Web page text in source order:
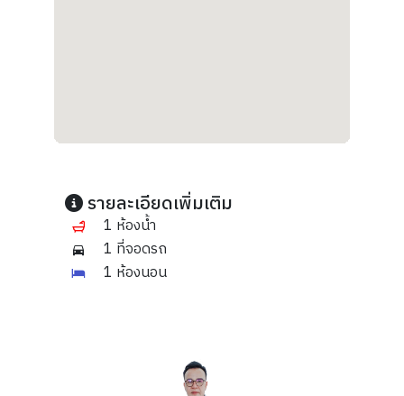
รายละเอียดเพิ่มเติม
1 ห้องน้ำ
1 ที่จอดรถ
1 ห้องนอน